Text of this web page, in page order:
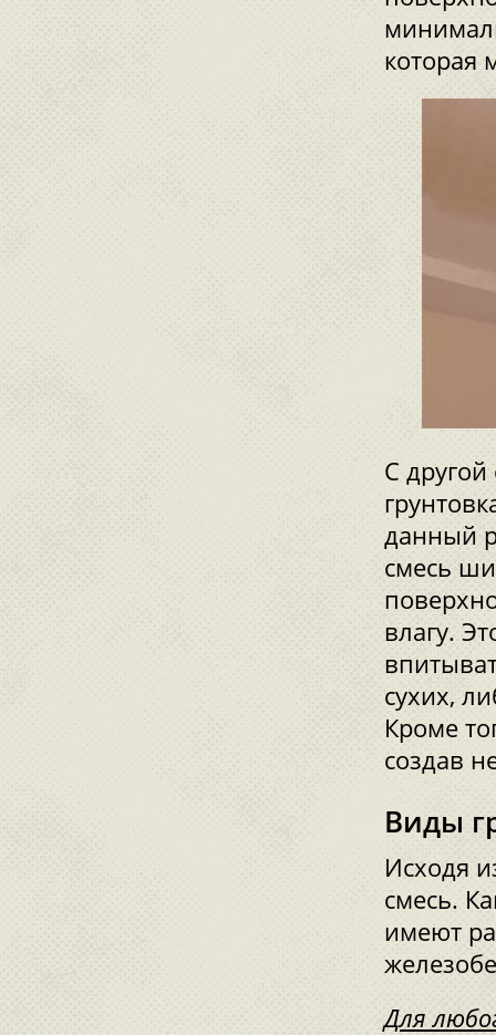
которая
С другой
данный
смесь
влагу.
сухих,
Кроме
создав
Виды
Исходя
смесь.
имеют
Для